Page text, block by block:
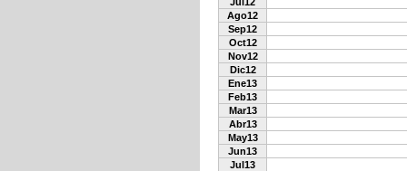
Ago12
Sep12
Oct12
Nov12
Dic12
Ene13
Feb13
Mar13
Abr13
May13
Jun13
Jul13